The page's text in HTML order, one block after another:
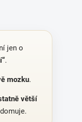
jen o
.
mozku.
větší